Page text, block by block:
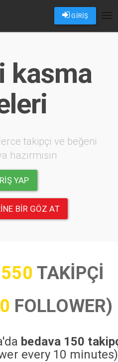
GİRİŞ
kasma
takipçi ve beğeni
hazırmısın
YAP
BIR GÖZ AT
TAKİPÇİ
FOLLOWER)
bedava 150
every 10 minutes)